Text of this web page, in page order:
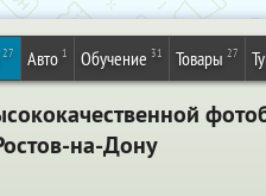
27 Авто 1 Обучение 31 Товары 27
на-Дону